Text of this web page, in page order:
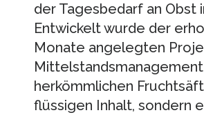
der Tagesbedarf an Obst
Entwickelt wurde der
Monate angelegten
herkömmlichen
flüssigen Inhalt, sondern